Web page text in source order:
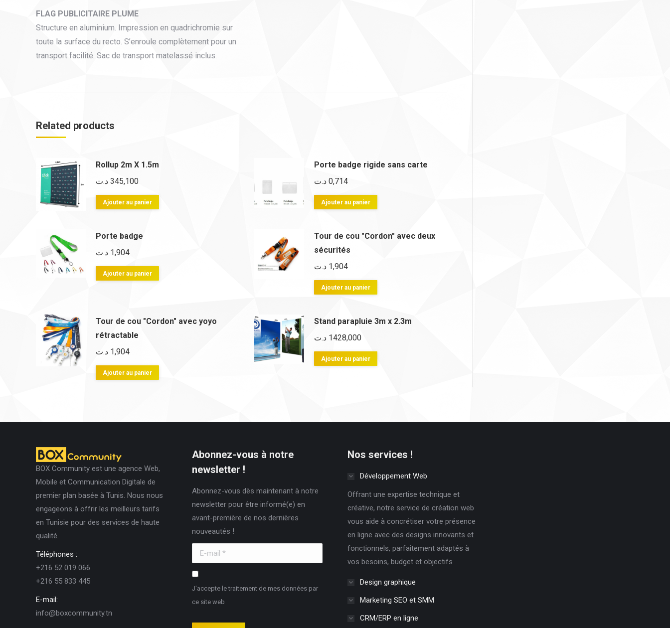
FLAG PUBLICITAIRE PLUME
Structure en aluminium. Impression en quadrichromie sur
toute la surface du recto. S’enroule complètement pour un
transport facilité. Sac de transport matelassé inclus.
Related products
Rollup 2m X 1.5m
345,100 د.ت
Ajouter au panier
Porte badge rigide sans carte
0,714 د.ت
Ajouter au panier
Porte badge
1,904 د.ت
Ajouter au panier
Tour de cou "Cordon" avec deux
sécurités
1,904 د.ت
Ajouter au panier
Tour de cou "Cordon" avec yoyo
rétractable
1,904 د.ت
Ajouter au panier
Stand parapluie 3m x 2.3m
1428,000 د.ت
Ajouter au panier
BOX Community est une agence Web,
Mobile et Communication Digitale de
premier plan basée à Tunis. Nous nous
engageons à offrir les meilleurs tarifs
en Tunisie pour des services de haute
qualité.
Téléphones :
+216 52 019 066
+216 55 833 445
E-mail:
info@boxcommunity.tn
Abonnez-vous à notre
newsletter !
Abonnez-vous dès maintenant à notre
newsletter pour être informé(e) en
avant-première de nos dernières
nouveautés !
E-mail *
J'accepte le traitement de mes données par
ce site web
Nos services !
Développement Web
Offrant une expertise technique et
créative, notre service de création web
vous aide à concrétiser votre présence
en ligne avec des designs innovants et
fonctionnels, parfaitement adaptés à
vos besoins, budget et objectifs
Design graphique
Marketing SEO et SMM
CRM/ERP en ligne